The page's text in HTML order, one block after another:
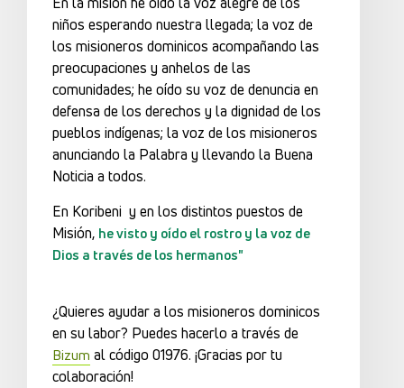
niños esperando nuestra llegada; la voz de
los misioneros dominicos acompañando las
preocupaciones y anhelos de las
comunidades; he oído su voz de denuncia en
defensa de los derechos y la dignidad de los
pueblos indígenas; la voz de los misioneros
anunciando la Palabra y llevando la Buena
Noticia a todos.
En Koribeni y en los distintos puestos de
Misión, he visto y oído el rostro y la voz de
Dios a través de los hermanos"
¿Quieres ayudar a los misioneros dominicos
en su labor? Puedes hacerlo a través de
Bizum al código 01976. ¡Gracias por tu
colaboración!